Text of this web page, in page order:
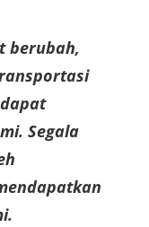
berubah,
Segala